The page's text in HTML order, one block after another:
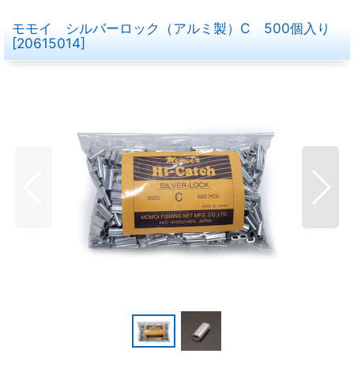
モモイ シルバーロック（アルミ製）C 500個入り
[20615014]